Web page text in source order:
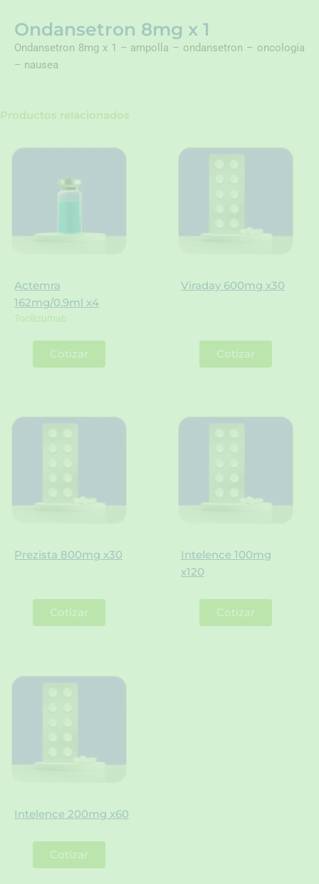
Ondansetron 8mg x 1
Ondansetron 8mg x 1 – ampolla – ondansetron – oncología
– nausea
Productos relacionados
Actemra
162mg/0.9ml x4
Tocilizumab
Cotizar
Viraday 600mg x30
Cotizar
Prezista 800mg x30
Cotizar
Intelence 100mg
x120
Cotizar
Intelence 200mg x60
Cotizar